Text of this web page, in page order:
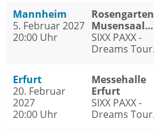
Mannheim
5. Februar 2027
20:00 Uhr
Rosengarten
Musensaal
Mannheim
SIXX PAXX -
Dreams Tour
Erfurt
20. Februar
2027
20:00 Uhr
Messehalle
Erfurt
SIXX PAXX -
Dreams Tour